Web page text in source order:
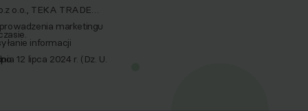
o.o., TEKA TRADE
marketingu
informacji
12 lipca 2024 r. (Dz. U.